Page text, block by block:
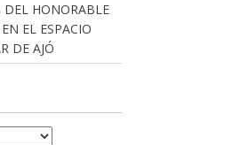
DEL HONORABLE
EL ESPACIO
DE AJÓ